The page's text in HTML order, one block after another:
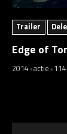
Trailer
Edge of
2014 actie